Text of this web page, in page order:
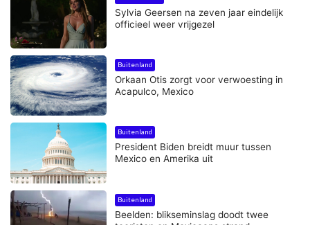
Sylvia Geersen na zeven jaar eindelijk
officieel weer vrijgezel
Buitenland
Orkaan Otis zorgt voor verwoesting in
Acapulco, Mexico
Buitenland
President Biden breidt muur tussen
Mexico en Amerika uit
Buitenland
Beelden: blikseminslag doodt twee